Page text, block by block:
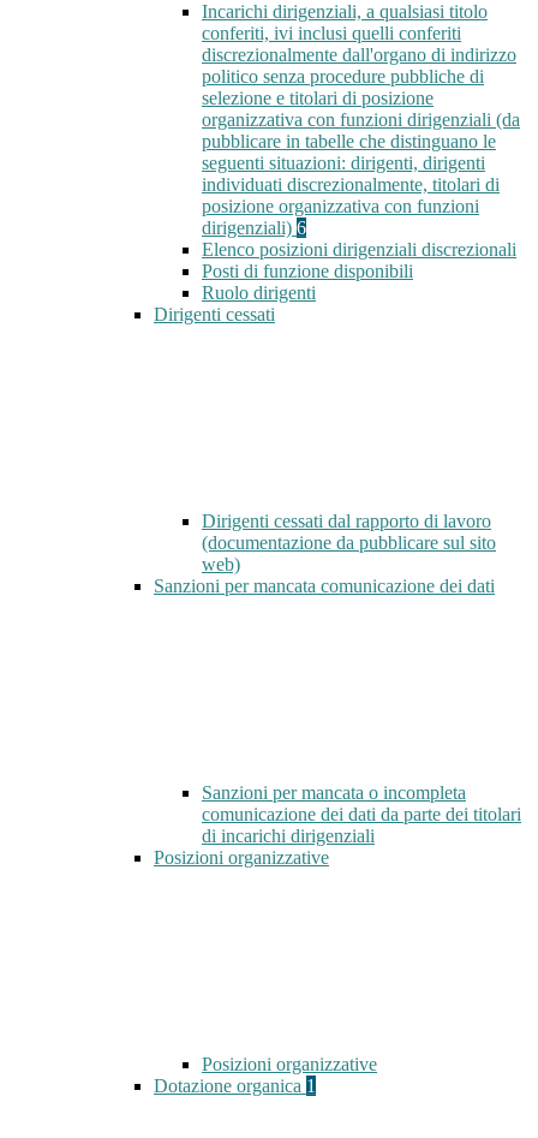
Incarichi dirigenziali, a qualsiasi titolo
conferiti, ivi inclusi quelli conferiti
discrezionalmente dall'organo di indirizzo
politico senza procedure pubbliche di
selezione e titolari di posizione
organizzativa con funzioni dirigenziali (da
pubblicare in tabelle che distinguano le
seguenti situazioni: dirigenti, dirigenti
individuati discrezionalmente, titolari di
posizione organizzativa con funzioni
dirigenziali) 6
Elenco posizioni dirigenziali discrezionali
Posti di funzione disponibili
Ruolo dirigenti
Dirigenti cessati
Dirigenti cessati dal rapporto di lavoro
(documentazione da pubblicare sul sito
web)
Sanzioni per mancata comunicazione dei dati
Sanzioni per mancata o incompleta
comunicazione dei dati da parte dei titolari
di incarichi dirigenziali
Posizioni organizzative
Posizioni organizzative
Dotazione organica 1